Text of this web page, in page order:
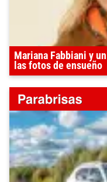
Mariana Fabbiani y
las fotos de ensueño